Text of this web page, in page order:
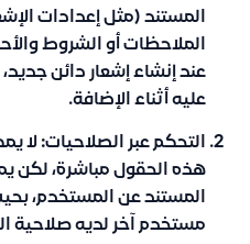
المستند (مثل إعدادات
الملاحظات أو الشروط
عند إنشاء إشعار دائن
عليه أثناء الإضافة.
التحكم عبر الصلاحيات: لا
هذه الحقول مباشرة، لكن
المستند عن المستخدم،
مستخدم آخر لديه صلاحية